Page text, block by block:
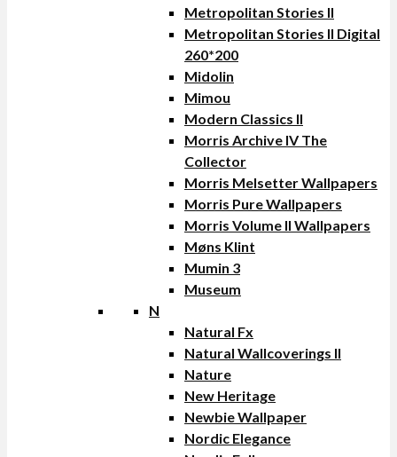
Metropolitan Stories II
Metropolitan Stories II Digital
260*200
Midolin
Mimou
Modern Classics II
Morris Archive IV The
Collector
Morris Melsetter Wallpapers
Morris Pure Wallpapers
Morris Volume II Wallpapers
Møns Klint
Mumin 3
Museum
N
Natural Fx
Natural Wallcoverings II
Nature
New Heritage
Newbie Wallpaper
Nordic Elegance